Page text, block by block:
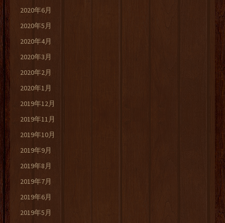
2020年6月
2020年5月
2020年4月
2020年3月
2020年2月
2020年1月
2019年12月
2019年11月
2019年10月
2019年9月
2019年8月
2019年7月
2019年6月
2019年5月